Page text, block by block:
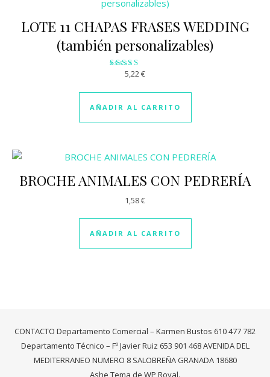
LOTE 11 CHAPAS FRASES WEDDING
(también personalizables)
Valorado
3.10
de 5
5,22€
AÑADIR AL CARRITO
BROCHE ANIMALES CON PEDRERÍA
1,58€
AÑADIR AL CARRITO
CONTACTO Departamento Comercial – Karmen Bustos 610 477 782
Departamento Técnico – Fº Javier Ruiz 653 901 468 AVENIDA DEL
MEDITERRANEO NUMERO 8 SALOBREÑA GRANADA 18680
Ashe Tema de WP Royal.